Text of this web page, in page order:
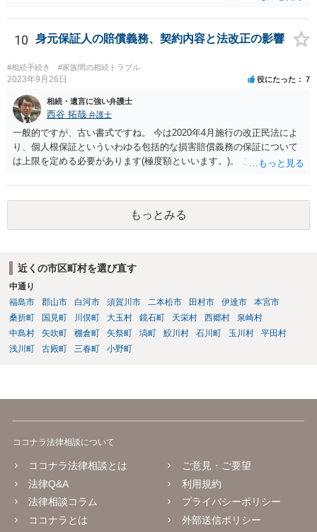
士が主張書面の提出を渋っているようですが、弁護士として提出の実
益がないと考えている可能性もあると思いますので、そのあたりも含
めて、弁護士見解を確認等するためによく打ち合わせた方がよいと思
います。単に面倒臭いということで書面提出をしないということであ
れば、当該弁護士との委任関係を修了した上で、貴方のほうで書面提
出することを検討なさった方がよいでしょう。
10 身元保証人の賠償義務、契約内容と法改正の影響
#相続手続き #家族間の相続トラブル
2023年9月26日 役にたった 7
相続・遺言に強い弁護士
西谷 拓哉 弁護士
一般的ですが、古い書式ですね。 今は2020年4月施行の改正民法によ
り、個人根保証といういわゆる包括的な損害賠償義務の保証について
は上限を定める必要があります(極度額といいます。)。 この書式にサ
り、会社側は請求できない可能性が高そうです。
もっとみる
近くの市区町村を選び直す
中通り
福島市
郡山市 白河市 須賀川市 二本松市 田村市 伊達市
本宮市
桑折町
国見町 川俣町 大玉村 鏡石町 天栄村 西郷村
泉崎村
中島村
矢吹町 棚倉町 矢祭町 塙町 鮫川村 石川町 玉川村
平田村
浅川町
古殿町 三春町 小野町
ココナラ法律相談について
ココナラ法律相談とは
法律Q&A
法律相談コラム
ココナラとは
ご意見・ご要望
利用規約
プライバシーポリシー
外部送信ポリシー